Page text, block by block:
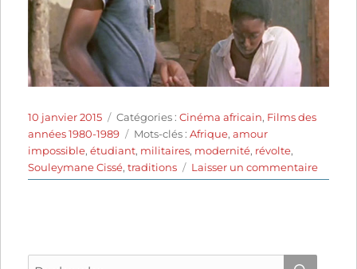
Publié
le
10 janvier 2015 Catégories
Catégories :Cinéma africain, Films des
années 1980-1989
Étiquettes
Mots-clés :Afrique,amour
impossible,étudiant, militaires, modernité, révolte,
Souleymane Cissé,traditions Laisser un commentairesur
Le
Recherche